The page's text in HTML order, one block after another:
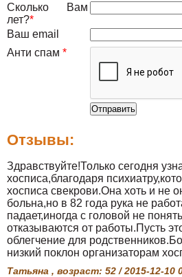
Сколько Вам
лет?*
Ваш email
Анти спам *
Отзывы:
Здравствуйте!Только сегодня
хосписа,благодаря
хосписа свекрови.Она хоть и не
больна,но в 82 года рука не
падает,иногда с головой не
отказываются от работы.Пусть
облегчение для
низкий поклон организаторам
Татьяна , возраст: 52 / 2015-12-10